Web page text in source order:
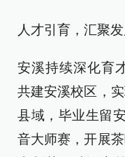
人才引育，汇聚
安溪持续深化育
共建安溪校区，
县域，毕业生留
音大师赛，开展